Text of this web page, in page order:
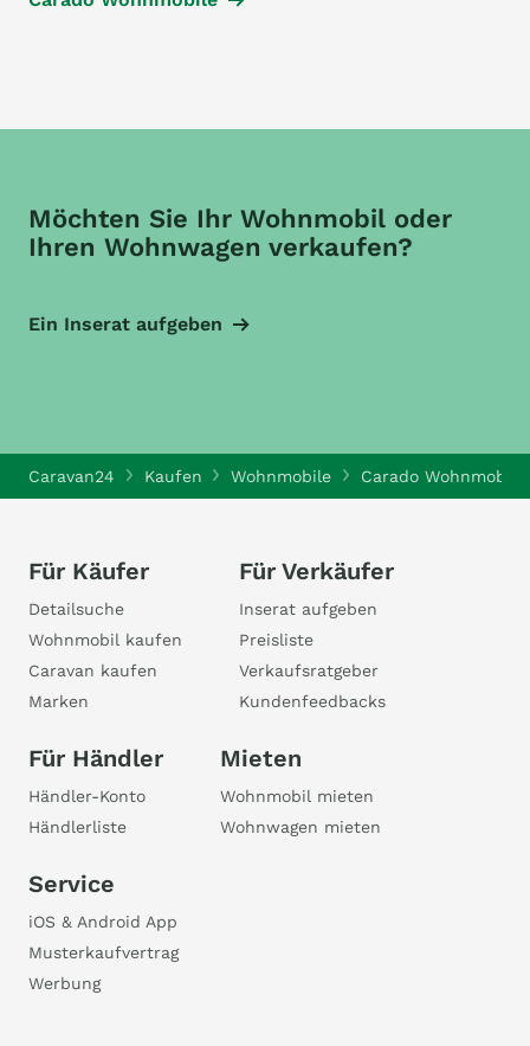
Möchten Sie Ihr Wohnmobil oder
Ihren Wohnwagen verkaufen?
Ein Inserat aufgeben
Caravan24 Kaufen Wohnmobile Carado Wohnmobile
Für Käufer
Detailsuche
Wohnmobil kaufen
Caravan kaufen
Marken
Für Verkäufer
Inserat aufgeben
Preisliste
Verkaufsratgeber
Kundenfeedbacks
Für Händler
Händler-Konto
Händlerliste
Mieten
Wohnmobil mieten
Wohnwagen mieten
Service
iOS & Android App
Musterkaufvertrag
Werbung